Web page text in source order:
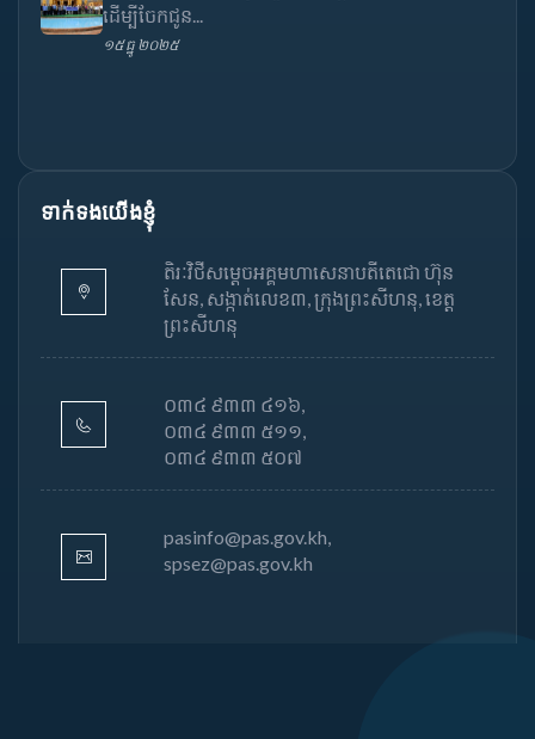
ដើម្បីចែកជូន...
១៥ ធ្នូ ២០២៥
ទាក់ទងយើងខ្ញុំ
តិរៈវិថីសម្តេចអគ្គមហាសេនាបតីតេជោ ហ៊ុន
សែន, សង្កាត់លេខ៣, ក្រុងព្រះសីហនុ, ខេត្ត
ព្រះសីហនុ
០៣៤ ៩៣៣ ៤១៦,
០៣៤ ៩៣៣ ៥១១,
០៣៤ ៩៣៣ ៥០៧
pasinfo@pas.gov.kh,
spsez@pas.gov.kh